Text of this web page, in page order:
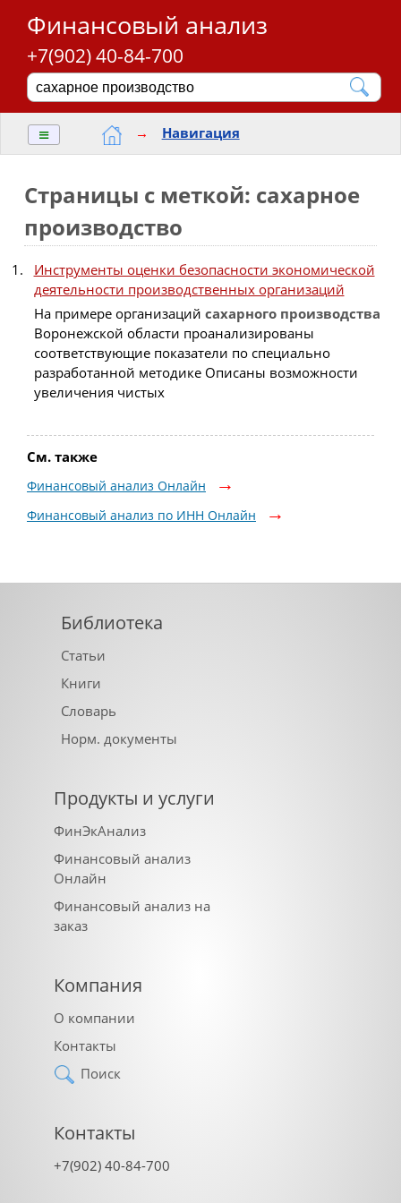
Финансовый анализ
+7(902) 40-84-700
≡ → Навигация
Страницы с меткой: сахарное
производство
Инструменты оценки безопасности экономической
деятельности производственных организаций
На примере организаций сахарного производства
Воронежской области проанализированы
соответствующие показатели по специально
разработанной методике Описаны возможности
увеличения чистых
См. также
Финансовый анализ Онлайн
Финансовый анализ по ИНН Онлайн
Библиотека
Статьи
Книги
Словарь
Норм. документы
Продукты и услуги
ФинЭкАнализ
Финансовый анализ
Онлайн
Финансовый анализ на
заказ
Компания
О компании
Контакты
Поиск
Контакты
+7(902) 40-84-700